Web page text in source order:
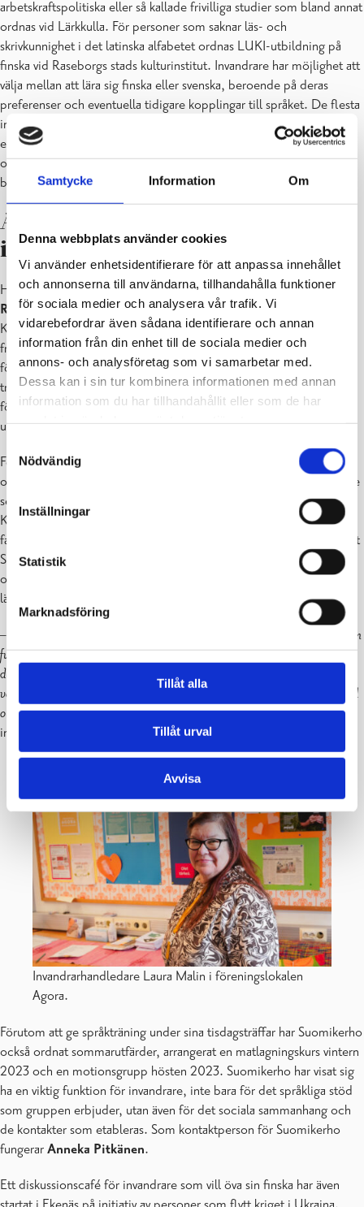
Samtycke Information Om
Denna webbplats använder cookies
Vi använder enhetsidentifierare för att anpassa innehållet
och annonserna till användarna, tillhandahålla funktioner
för sociala medier och analysera vår trafik. Vi
vidarebefordrar även sådana identifierare och annan
information från din enhet till de sociala medier och
annons- och analysföretag som vi samarbetar med.
Dessa kan i sin tur kombinera informationen med annan
information som du har tillhandahållit eller som de har
Nödvändig
Inställningar
Statistik
Marknadsföring
Tillåt alla
Tillåt urval
Avvisa
arbetskraftspolitiska eller så kallade frivilliga studier som bland annat
ordnas vid Lärkkulla. För personer som saknar läs- och
skrivkunnighet i det latinska alfabetet ordnas LUKI-utbildning på
finska vid Raseborgs stads kulturinstitut. Invandrare har möjlighet att
välja mellan att lära sig finska eller svenska, beroende på deras
preferenser och eventuella tidigare kopplingar till språket. De flesta
invandrare väljer att integreras på finska, eftersom det innebär till
exempel bättre utbildningsmöjligheter. Väljer man svenska har man
oftast redan någon form av koppling till språket, såsom familj,
bekanta eller stödpersoner.
Agora Raseborg – en nyckel till
integration
Hjärtat i den verksamhet som föreningenAgora Raseborg – Agora
Raasepori rf.bedriver är föreningslokalen vid Centralgatan 59 i
Karis, som likaså går under namnet Agora. Föreningens syfte är att
främja integration och bidra till ett större psykosocialt välmående
för alla dem, som deltar i de olika aktiviteterna. Som en etablerad
träffpunkt fungerar Agora som ett vardagsrum, vilket gör det lättare
för flyktingar och invandrare att få kontaktytor till närsamhället och
uppleva delaktighet i sin nya tillvaro.
Föreningslokalen Agora upplåts avgiftsfritt för sammankomster som
ordnas av andra likasinnade föreningar och grupper inom den tredje
sektorn. Sålunda försiggår där många olika aktiviteter från Röda
Korsets Internationella café till Föreningen URA:s Barnvänliga
familjeträffar för att nämna några. Sedan våren 2019 har Agora drivit
Suomikerho, som en gång i veckan öppnar dörrarna för flyktingar
och personer med invandrarbakgrund med syftet att hjälpa dem att
lära sig sitt nya hemlands språk.
– En av de aktivaste grupperna i Agora Raseborg är Suomikerho, som
fungerar som en träffpunkt, som knyter samman nyfinländare med
deras nya hemort och dess invånare. Samtidigt får de stöd av
volontärer i att lära sig finska. Det sker på många sätt, genom samtal
och hjälp med läxor och hemuppgifter,berättar Raseborgs
invandrarhandledare
Laura Malin .
Invandrarhandledare Laura Malin i föreningslokalen
Agora.
Förutom att ge språkträning under sina tisdagsträffar har Suomikerho
också ordnat sommarutfärder, arrangerat en matlagningskurs vintern
2023 och en motionsgrupp hösten 2023. Suomikerho har visat sig
ha en viktig funktion för invandrare, inte bara för det språkliga stöd
som gruppen erbjuder, utan även för det sociala sammanhang och
de kontakter som etableras. Som kontaktperson för Suomikerho
fungerar Anneka Pitkänen.
Ett diskussionscafé för invandrare som vill öva sin finska har även